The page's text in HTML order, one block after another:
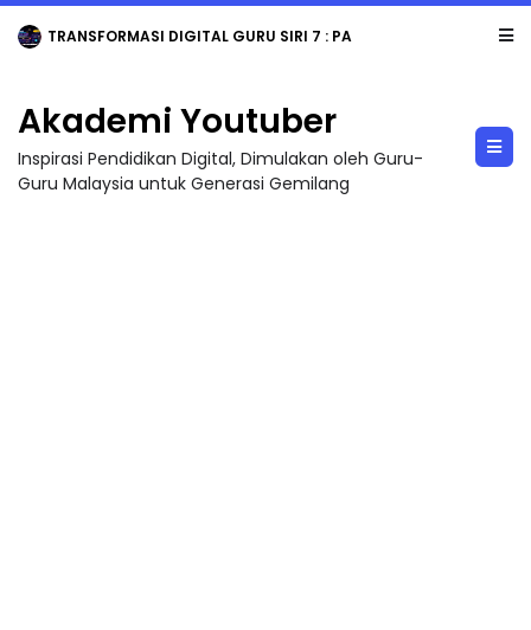
MAJLIS ANUGERAH FFK (FESTIVAL LENSA PENDIDIKAN - FLeP) 2026
Akademi Youtuber
Inspirasi Pendidikan Digital, Dimulakan oleh Guru-
Guru Malaysia untuk Generasi Gemilang